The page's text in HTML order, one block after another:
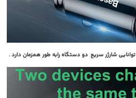
توانایی شارژر سریع دو دستگاه رابه طور همزمان دارد .